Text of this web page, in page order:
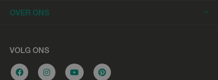
Elektrische Racefietsen
Elektrische Longtails
Elektrische Bakfietsen
Trek
Cannondale
OVER ONS
Werkplaats
Overname e-bike
VOLG ONS